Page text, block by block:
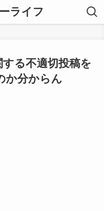
ライフ
る不適切投稿を
か分からん